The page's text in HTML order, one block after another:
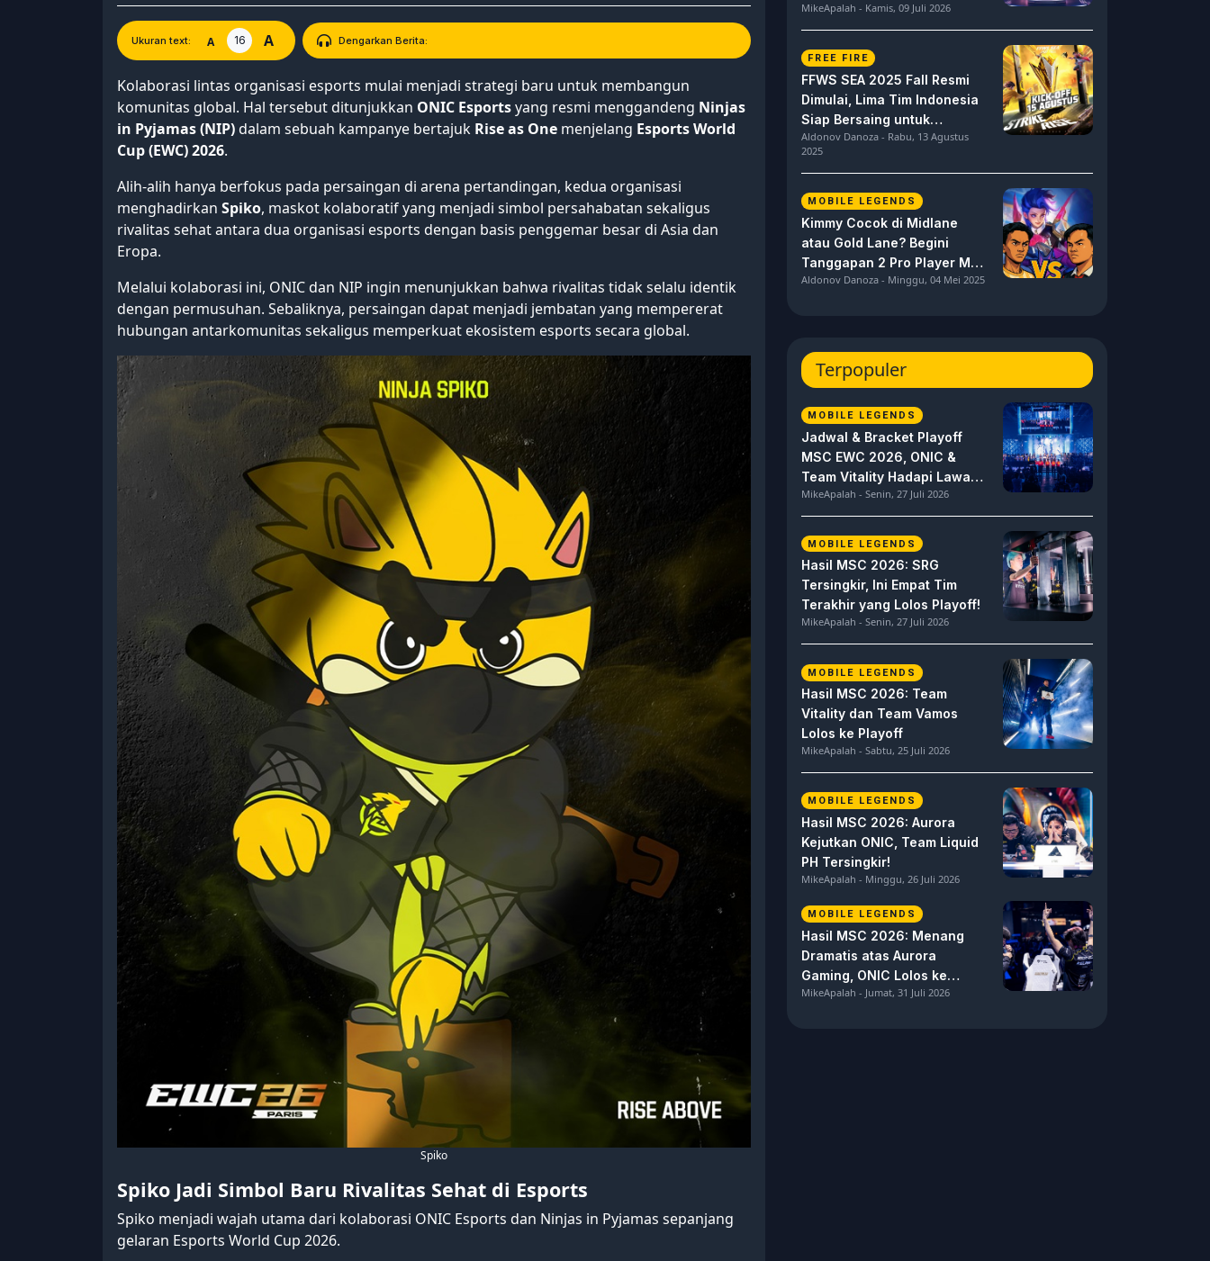
Ukuran text: A 16 A Dengarkan Berita:
Kolaborasi lintas organisasi esports mulai menjadi strategi baru untuk membangun
komunitas global. Hal tersebut ditunjukkan ONIC Esportsyang resmi menggandeng Ninjas
in Pyjamas (NIP)dalam sebuah kampanye bertajuk Rise as One menjelang Esports World
Cup (EWC) 2026.
Alih-alih hanya berfokus pada persaingan di arena pertandingan, kedua organisasi
menghadirkan Spiko, maskot kolaboratif yang menjadi simbol persahabatan sekaligus
rivalitas sehat antara dua organisasi esports dengan basis penggemar besar di Asia dan
Eropa.
Melalui kolaborasi ini, ONIC dan NIP ingin menunjukkan bahwa rivalitas tidak selalu identik
dengan permusuhan. Sebaliknya, persaingan dapat menjadi jembatan yang mempererat
hubungan antarkomunitas sekaligus memperkuat ekosistem esports secara global.
Spiko
Spiko Jadi Simbol Baru Rivalitas Sehat di Esports
Spiko menjadi wajah utama dari kolaborasi ONIC Esports dan Ninjas in Pyjamas sepanjang
gelaran Esports World Cup 2026.
di Dunia
MikeApalah - Kamis, 09 Juli 2026
FREE FIRE
FFWS SEA 2025 Fall Resmi
Dimulai, Lima Tim Indonesia
Siap Bersaing untuk
Dominasi
Aldonov Danoza - Rabu, 13 Agustus
2025
MOBILE LEGENDS
Kimmy Cocok di Midlane
atau Gold Lane? Begini
Tanggapan 2 Pro Player MPL
ID S15 ini
Aldonov Danoza - Minggu, 04 Mei 2025
Terpopuler
MOBILE LEGENDS
Jadwal & Bracket Playoff
MSC EWC 2026, ONIC &
Team Vitality Hadapi Lawan
Berat
MikeApalah - Senin, 27 Juli 2026
MOBILE LEGENDS
Hasil MSC 2026: SRG
Tersingkir, Ini Empat Tim
Terakhir yang Lolos Playoff!
MikeApalah - Senin, 27 Juli 2026
MOBILE LEGENDS
Hasil MSC 2026: Team
Vitality dan Team Vamos
Lolos ke Playoff
MikeApalah - Sabtu, 25 Juli 2026
MOBILE LEGENDS
Hasil MSC 2026: Aurora
Kejutkan ONIC, Team Liquid
PH Tersingkir!
MikeApalah - Minggu, 26 Juli 2026
MOBILE LEGENDS
Hasil MSC 2026: Menang
Dramatis atas Aurora
Gaming, ONIC Lolos ke
Semifinal!
MikeApalah - Jumat, 31 Juli 2026